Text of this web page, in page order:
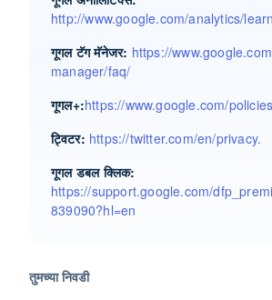
http://www.google.com/analytics/
गूगल टॅग मॅनेजर: https://
manager/faq/
गूगल+:https://www.google.com/
ट्विटर: https://twitter.com/en/privacy.
गूगल डबल क्लिक:
https://support.google.com/
839090?hl=en
तुमच्या निवडी